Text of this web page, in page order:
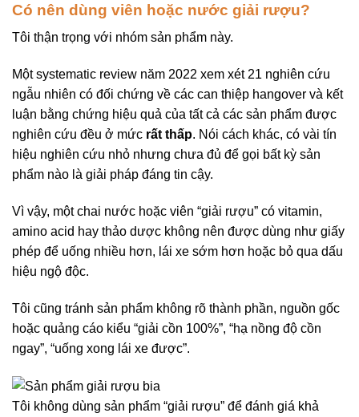
Có nên dùng viên hoặc nước giải rượu?
Tôi thận trọng với nhóm sản phẩm này.
Một systematic review năm 2022 xem xét 21 nghiên cứu
ngẫu nhiên có đối chứng về các can thiệp hangover và kết
luận bằng chứng hiệu quả của tất cả các sản phẩm được
nghiên cứu đều ở mức rất thấp. Nói cách khác, có vài tín
hiệu nghiên cứu nhỏ nhưng chưa đủ để gọi bất kỳ sản
phẩm nào là giải pháp đáng tin cậy.
Vì vậy, một chai nước hoặc viên “giải rượu” có vitamin,
amino acid hay thảo dược không nên được dùng như giấy
phép để uống nhiều hơn, lái xe sớm hơn hoặc bỏ qua dấu
hiệu ngộ độc.
Tôi cũng tránh sản phẩm không rõ thành phần, nguồn gốc
hoặc quảng cáo kiểu “giải cồn 100%”, “hạ nồng độ cồn
ngay”, “uống xong lái xe được”.
Tôi không dùng sản phẩm “giải rượu” để đánh giá khả